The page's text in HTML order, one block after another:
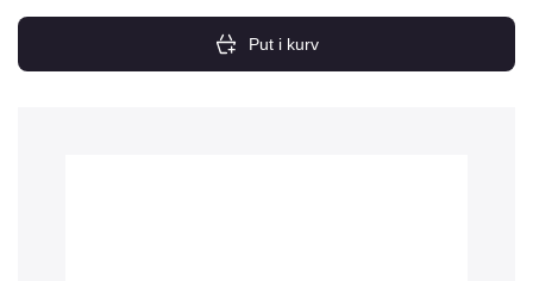
Put i kurv